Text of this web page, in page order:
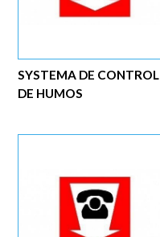
SYSTEMA DE CONTROL
DE HUMOS